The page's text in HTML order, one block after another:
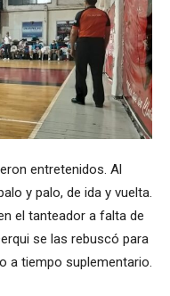
entretenidos. Al
y palo, de ida y vuelta.
el tanteador a falta de
se las rebuscó para
a tiempo suplementario.